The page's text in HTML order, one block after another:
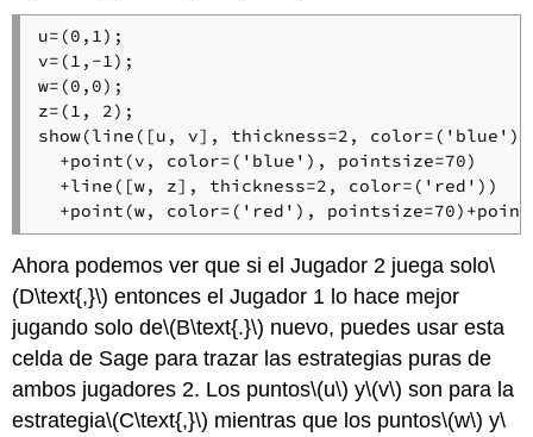
u=(0,1);
v=(1,-1);
w=(0,0);
z=(1, 2);
show(line([u, v], thickness=2,
  +point(v, color=('blue'), pointsize=70)
  +line([w, z], thickness=2, color=('red'))
+point(w, color=('red'),
Ahora podemos ver que si el Jugador 2 juega solo\
(D\text{,}\) entonces el Jugador 1 lo hace mejor
jugando solo de\(B\text{.}\) nuevo, puedes usar esta
celda de Sage para trazar las estrategias puras de
ambos jugadores 2. Los puntos\(u\) y\(v\) son para la
estrategia\(C\text{,}\) mientras que los puntos\(w\) y\